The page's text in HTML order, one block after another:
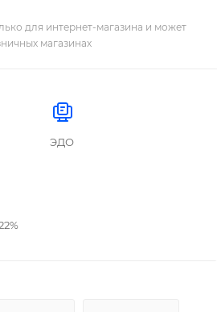
для интернет-магазина и может
магазинах
ЭДО